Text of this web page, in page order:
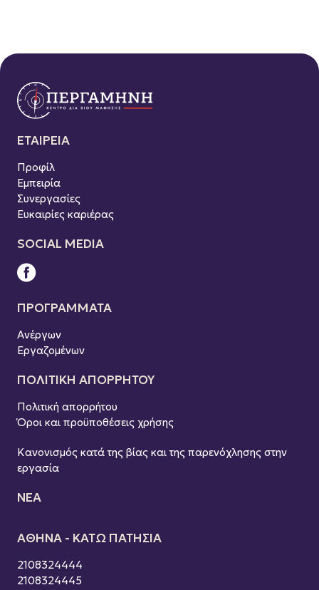
ΕΤΑΙΡΕΙΑ
Προφίλ
Εμπειρία
Συνεργασίες
Ευκαιρίες καριέρας
SOCIAL MEDIA
ΠΡΟΓΡΑΜΜΑΤΑ
Ανέργων
Εργαζομένων
ΠOΛΙΤΙΚΗ ΑΠΟΡΡΗΤΟΥ
Πολιτική απορρήτου
Όροι και προϋποθέσεις χρήσης
ΝΕΑ
Κανονισμός κατά της βίας και της παρενόχλησης στην
εργασία
ΑΘΗΝΑ - ΚΑΤΩ ΠΑΤΗΣΙΑ
2108324444
2108324445